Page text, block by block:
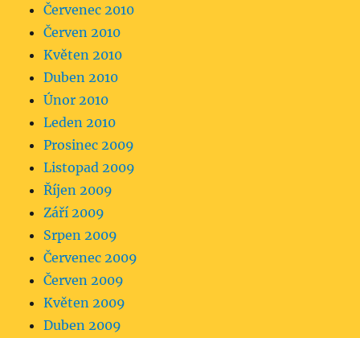
Červenec 2010
Červen 2010
Květen 2010
Duben 2010
Únor 2010
Leden 2010
Prosinec 2009
Listopad 2009
Říjen 2009
Září 2009
Srpen 2009
Červenec 2009
Červen 2009
Květen 2009
Duben 2009